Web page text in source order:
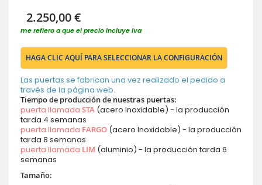
2.250,00 €
me refiero a que el precio incluye iva
HAGA CLIC AQUÍ PARA SELECCIONAR LA CONFIGURACIÓN
Las puertas se fabrican una vez realizado el pedido a
través de la página web.
Tiempo de producción de nuestras puertas:
puerta llamada STA (acero Inoxidable) - la producción
tarda 4 semanas
puerta llamada FARGO (acero Inoxidable) - la producción
tarda 8 semanas
puerta llamada LIM (aluminio) - la producción tarda 6
semanas
Tamaño: